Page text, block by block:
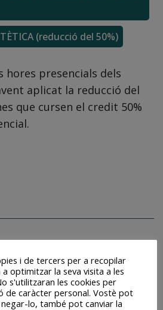
(reducció del 50%)
hores presencials dels
aplicat la reducció del
que cursen el credit 50%
ESCOLAR
D'EXÀMENS
i de tercers per a recopilar
optimitzar la seva visita a les
s'utilitzaran les cookies per
de caràcter personal. Vostè pot
lo, també pot canviar la